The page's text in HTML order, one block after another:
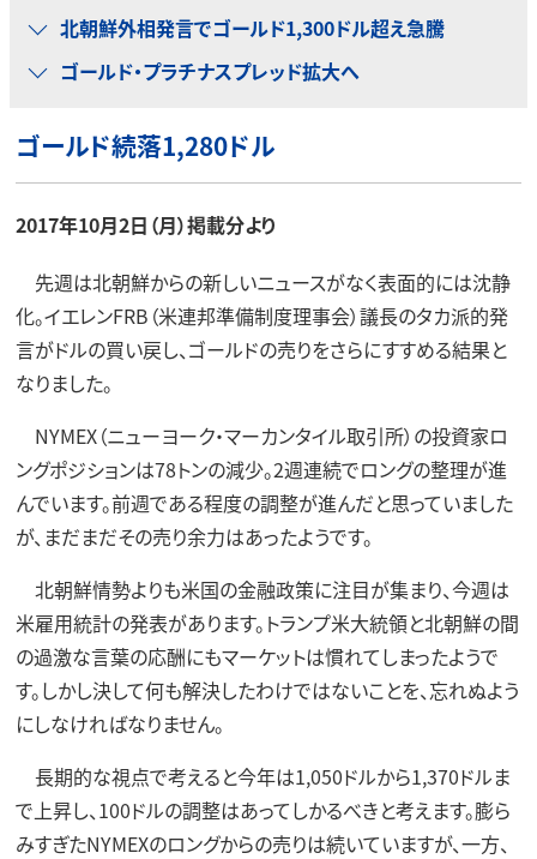
北朝鮮外相発言でゴールド1,300ドル超え急騰
ゴールド・プラチナスプレッド拡大へ
ゴールド続落1,280ドル
2017年10月2日（月）掲載分より
先週は北朝鮮からの新しいニュースがなく表面的には沈静
化。イエレンFRB（米連邦準備制度理事会）議長のタカ派的発
言がドルの買い戻し、ゴールドの売りをさらにすすめる結果と
なりました。
NYMEX（ニューヨーク・マーカンタイル取引所）の投資家ロ
ングポジションは78トンの減少。2週連続でロングの整理が進
んでいます。前週である程度の調整が進んだと思っていました
が、まだまだその売り余力はあったようです。
北朝鮮情勢よりも米国の金融政策に注目が集まり、今週は
米雇用統計の発表があります。トランプ米大統領と北朝鮮の間
の過激な言葉の応酬にもマーケットは慣れてしまったようで
す。しかし決して何も解決したわけではないことを、忘れぬよう
にしなければなりません。
長期的な視点で考えると今年は1,050ドルから1,370ドルま
で上昇し、100ドルの調整はあってしかるべきと考えます。膨ら
みすぎたNYMEXのロングからの売りは続いていますが、一方、